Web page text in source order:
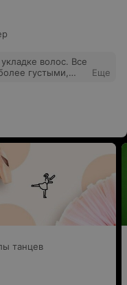
волос. Все
густыми,
Еще
танцев